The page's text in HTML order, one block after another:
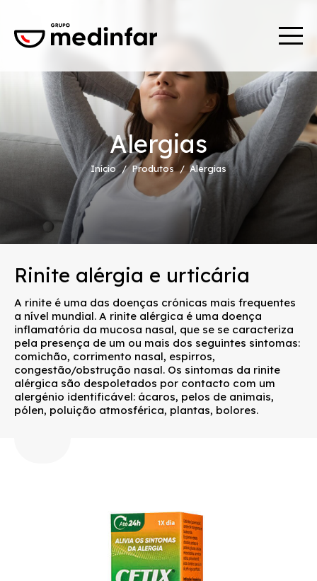
Alergias
Início Produtos Alergias
Rinite alérgia e urticária
A rinite é uma das doenças crónicas mais frequentes
a nível mundial. A rinite alérgica é uma doença
inflamatória da mucosa nasal, que se se caracteriza
pela presença de um ou mais dos seguintes sintomas:
comichão, corrimento nasal, espirros,
congestão/obstrução nasal. Os sintomas da rinite
alérgica são despoletados por contacto com um
alergénio identificável: ácaros, pelos de animais,
pólen, poluição atmosférica, plantas, bolores.